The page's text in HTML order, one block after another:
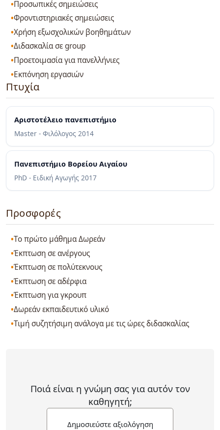
Προσωπικές σημειώσεις
Φροντιστηριακές σημειώσεις
Χρήση εξωσχολικών βοηθημάτων
Διδασκαλία σε group
Προετοιμασία για πανελλήνιες
Εκπόνηση εργασιών
Πτυχία
Αριστοτέλειο πανεπιστήμιο
Master - Φιλόλογος 2014
Πανεπιστήμιο Βορείου Αιγαίου
PhD - Ειδική Αγωγής 2017
Προσφορές
Το πρώτο μάθημα Δωρεάν
Έκπτωση σε ανέργους
Έκπτωση σε πολύτεκνους
Έκπτωση σε αδέρφια
Έκπτωση για γκρουπ
Δωρεάν εκπαιδευτικό υλικό
Τιμή συζητήσιμη ανάλογα με τις ώρες διδασκαλίας
Ποιά είναι η γνώμη σας για αυτόν τον
καθηγητή;
Δημοσιεύστε αξιολόγηση